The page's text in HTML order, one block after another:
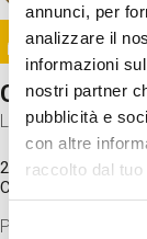
annunci, per
analizzare il
informazioni
nostri partner
pubblicità e
con altre
raccolto dal
Selezione
Image
Come
Laboratorio
20 Set 2026 / 11:15
Costo
Proveremo a